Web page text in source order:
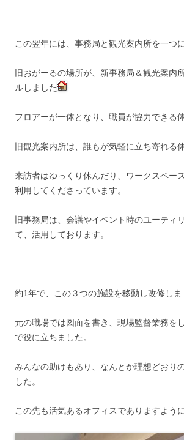
この翌年には、事務局と観光案内所を一つ
旧おがーるの場所が、新事務局＆観光案内
ルしました
フロアーが一体となり、職員が協力できる
旧観光案内所は、誰もが気軽に立ち寄れる
来訪者はゆっくり休んだり、ワークスペー
利用してくださっています。
旧事務局は、会議やイベント時のユーティ
て、活用しております。
約1年で、この３つの施設を移動し改修しま
元の職場では図面を書き、現場監督業務を
で役に立ちました。
みんなの助けもあり、なんとか理想どおり
した。
この先も活気あるオフィスでありますように